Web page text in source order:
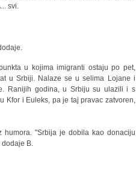
svi.
u kojima imigranti ostaju po pet,
u Srbiji. Nalaze se u selima Lojane i
Ranijih godina, u Srbiju su ulazili i s
Kfor i Euleks, pa je taj pravac zatvoren,
humora. "Srbija je dobila kao donaciju
dodaje B.